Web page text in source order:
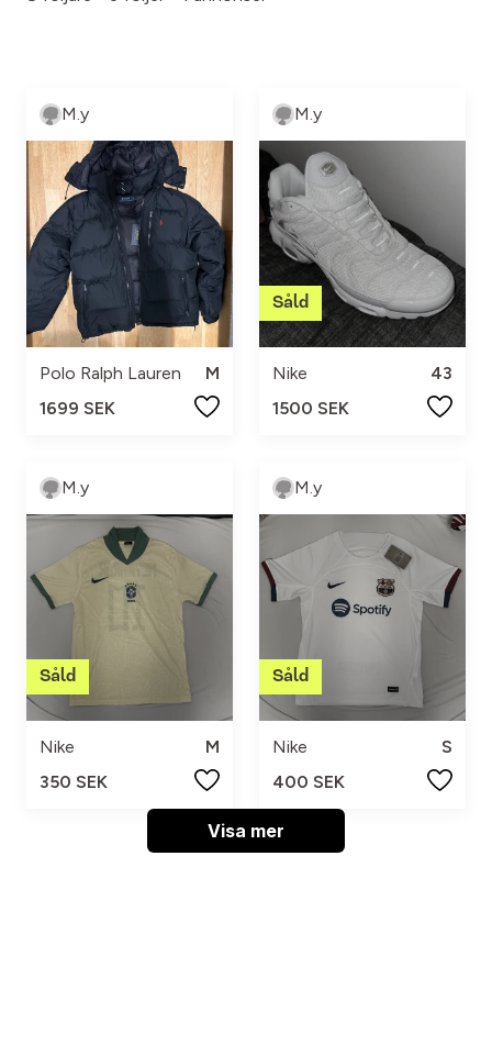
M.y
Polo Ralph Lauren
M
1699 SEK
M.y
Nike
43
1500 SEK
M.y
Nike
M
350 SEK
M.y
Nike
S
400 SEK
Visa mer